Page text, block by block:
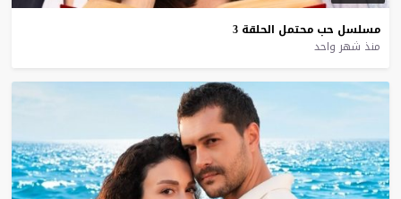
مسلسل حب محتمل الحلقة 3
منذ شهر واحد